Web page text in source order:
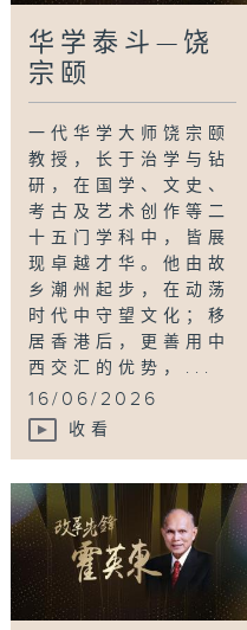
华学泰斗—饶
宗颐
一代华学大师饶宗颐
教授，长于治学与钻
研，在国学、文史、
考古及艺术创作等二
十五门学科中，皆展
现卓越才华。他由故
乡潮州起步，在动荡
时代中守望文化；移
居香港后，更善用中
西交汇的优势，...
16/06/2026
收看